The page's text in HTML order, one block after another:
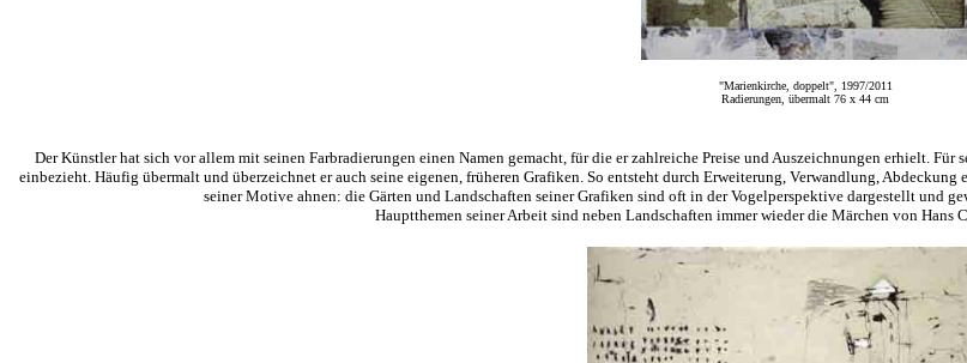
"Marienkirche, doppelt", 1997/2011
Radierungen, übermalt 76 x 44 cm
Der Künstler hat sich vor allem mit seinen Farbradierungen einen Namen gemacht, für die er zahlreiche Preise und Auszeichnungen erhielt. Für
einbezieht. Häufig übermalt und überzeichnet er auch seine eigenen, früheren Grafiken. So entsteht durch Erweiterung, Verwandlung,
seiner Motive ahnen: die Gärten und Landschaften seiner Grafiken sind oft in der Vogelperspektive dargestellt und
Hauptthemen seiner Arbeit sind neben Landschaften immer wieder die Märchen von Hans